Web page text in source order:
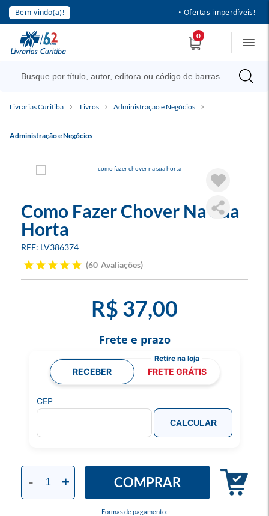
Bem-vindo(a)! • Ofertas imperdíveis!
0
Livrarias Curitiba Livros Administração e Negócios
Administração e Negócios
Como Fazer Chover Na Sua
Horta
LV386374
60 Avaliações
R$ 37,00
Formas de pagamento:
- + COMPRAR
Frete e prazo
RECEBER FRETE GRÁTIS
CEP
CALCULAR